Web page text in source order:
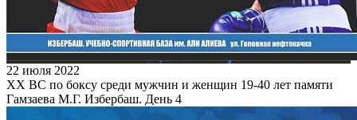
22 июля 2022
XX ВС по боксу среди мужчин и женщин 19-40 лет памяти
Гамзаева М.Г. Избербаш. День 4